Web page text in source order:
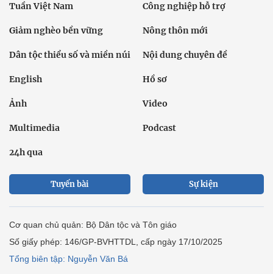
Tuần Việt Nam Công nghiệp hỗ trợ
Giảm nghèo bền vững Nông thôn mới
Dân tộc thiểu số và miền núi Nội dung chuyên đề
English Hồ sơ
Ảnh Video
Multimedia Podcast
24h qua
Tuyến bài Sự kiện
Cơ quan chủ quản: Bộ Dân tộc và Tôn giáo
Số giấy phép: 146/GP-BVHTTDL, cấp ngày 17/10/2025
Tổng biên tập: Nguyễn Văn Bá